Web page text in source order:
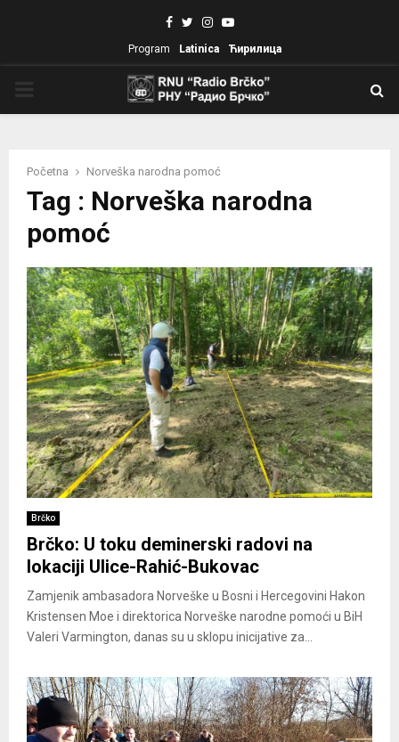
Facebook
TwitterInstagram
Youtube
Program Latinica Ћирилица
Početna Norveška narodna pomoć
Tag : Norveška narodna
pomoć
Brčko
Brčko: U toku deminerski radovi na
lokaciji Ulice-Rahić-Bukovac
Zamjenik ambasadora Norveške u Bosni i Hercegovini Hakon
Kristensen Moe i direktorica Norveške narodne pomoći u BiH
Valeri Varmington, danas su u sklopu inicijative za...